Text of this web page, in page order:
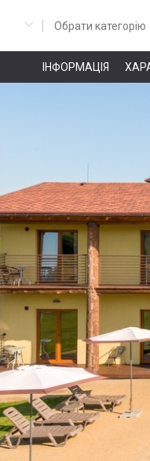
Обрати категорію
ІНФОРМАЦІЯ